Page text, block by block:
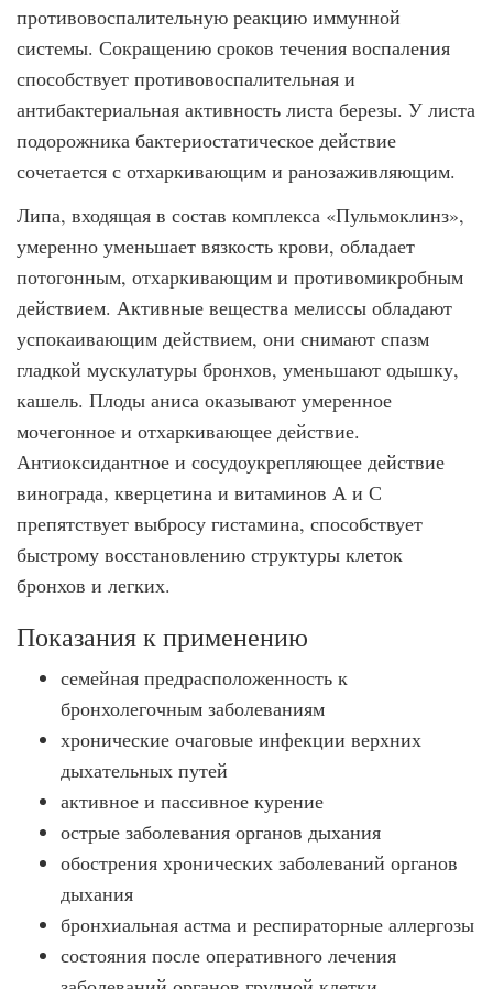
противовоспалительную реакцию иммунной
системы. Сокращению сроков течения воспаления
способствует противовоспалительная и
антибактериальная активность листа березы. У листа
подорожника бактериостатическое действие
сочетается с отхаркивающим и ранозаживляющим.
Липа, входящая в состав комплекса «Пульмоклинз»,
умеренно уменьшает вязкость крови, обладает
потогонным, отхаркивающим и противомикробным
действием. Активные вещества мелиссы обладают
успокаивающим действием, они снимают спазм
гладкой мускулатуры бронхов, уменьшают одышку,
кашель. Плоды аниса оказывают умеренное
мочегонное и отхаркивающее действие.
Антиоксидантное и сосудоукрепляющее действие
винограда, кверцетина и витаминов А и С
препятствует выбросу гистамина, способствует
быстрому восстановлению структуры клеток
бронхов и легких.
Показания к применению
семейная предрасположенность к
бронхолегочным заболеваниям
хронические очаговые инфекции верхних
дыхательных путей
активное и пассивное курение
острые заболевания органов дыхания
обострения хронических заболеваний органов
дыхания
бронхиальная астма и респираторные аллергозы
состояния после оперативного лечения